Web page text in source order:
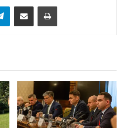
Telegram